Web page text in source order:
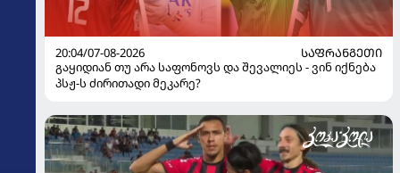
20:04/07-08-2026
ᲡᲐᲤᲠᲐᲜᲒᲔᲗᲘ
გაყიდიან თუ არა საფონოვს და შევალიეს - ვინ იქნება
პსჟ-ს ძირითადი მეკარე?